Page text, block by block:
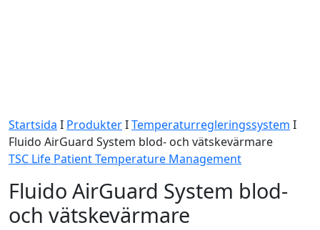
Startsida I ProdukterITemperaturregleringssystem I
Fluido AirGuard System blod- och vätskevärmare
TSC Life Patient Temperature Management
Fluido AirGuard System blod-
och vätskevärmare